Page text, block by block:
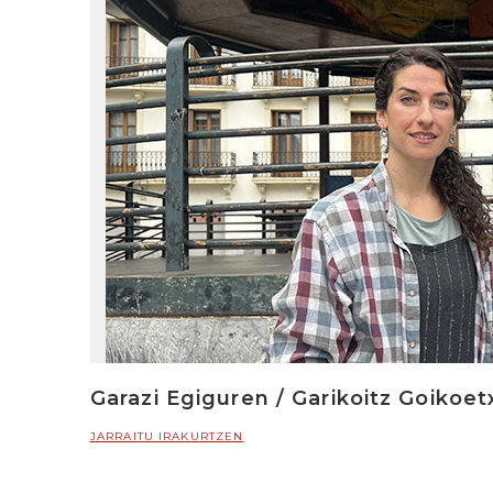
Garazi Egiguren / Garikoitz
JARRAITU IRAKURTZEN